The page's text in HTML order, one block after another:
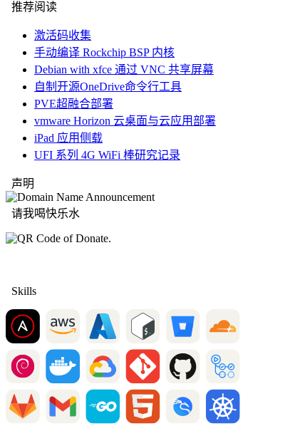
推荐阅读
激活码收集
手动编译 Rockchip BSP 内核
Debian with xfce 通过 VNC 共享屏幕
自制开源OneDrive命令行工具
PVE超融合部署
vmware Horizon 云桌面与云应用部署
iPad 应用侧载
UFI 系列 4G WiFi 棒研究记录
声明
请我喝快乐水
Skills